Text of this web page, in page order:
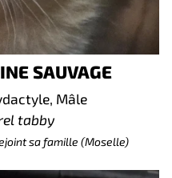
SAUVAGE
Mâle
tabby
sa famille (Moselle)